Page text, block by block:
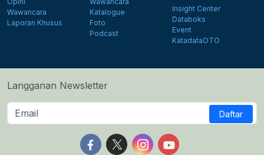
Wawancara
Laporan Khusus
Katalogue
Foto
Podcast
Insight Center
Databoks
Event
KatadataOTO
Langganan Newsletter
Daftar
Follow us on Facebook
Follow us on X
Follow us on Instagram
Follow us on